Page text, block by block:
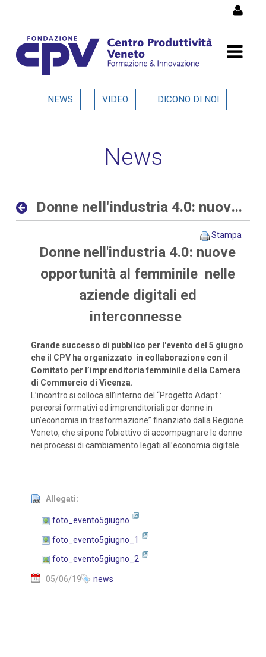
Donne nell'industria 4.0:
femminile nelle aziende
Dettaglio in evidenza
NEWS VIDEO DICONO DI NOI
News
Donne nell'industria 4.0: nuove opportunità al femminile nelle aziende digitali ed interconnesse
Stampa
Donne nell'industria 4.0: nuove
opportunità al femminile nelle
aziende digitali ed
interconnesse
Grande successo di pubblico per l'evento del 5 giugno
che il CPV ha organizzato in collaborazione con il
Comitato per l’imprenditoria femminile della Camera
di Commercio di Vicenza.
L’incontro si colloca all’interno del “Progetto Adapt :
percorsi formativi ed imprenditoriali per donne in
un’economia in trasformazione” finanziato dalla Regione
Veneto, che si pone l’obiettivo di accompagnare le donne
nei processi di cambiamento legati all’economia digitale.
Allegati:
foto_evento5giugno
foto_evento5giugno_1
foto_evento5giugno_2
05/06/19 news